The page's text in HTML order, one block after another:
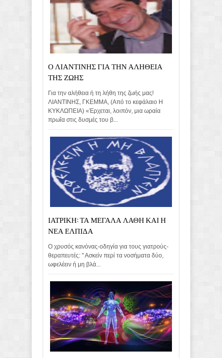
Ο ΛΙΑΝΤΙΝΗΣ ΓΙΑ ΤΗΝ ΑΛΗΘΕΙΑ
ΤΗΣ ΖΩΗΣ
Για την αλήθεια ή τη λήθη της ζωής μας!
ΛΙΑΝΤΙΝΗΣ, ΓΚΕΜΜΑ, (Από το κεφάλαιο Η
ΚΥΚΛΩΠΕΙΑ) «Έρχεται, λοιπόν, μια ωραία
πρωΐα στις δυσμές του β...
ΙΑΤΡΙΚΗ: ΤΑ ΜΕΓΑΛΑ ΛΑΘΗ ΚΑΙ Η
ΝΕΑ ΕΛΠΙΔΑ
Ο χρυσός κανόνας-οδηγία για τους γιατρούς-
θεραπευτές: " Ασκείν περί τα νοσήματα δύο,
ωφελέειν ή μη βλά...